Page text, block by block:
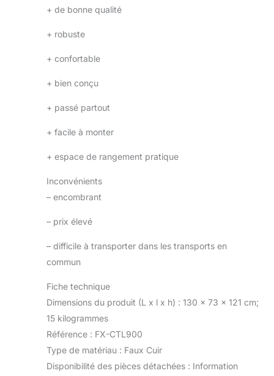
+ de bonne qualité
+ robuste
+ confortable
+ bien conçu
+ passé partout
+ facile à monter
+ espace de rangement pratique
Inconvénients
– encombrant
– prix élevé
– difficile à transporter dans les transports en
commun
Fiche technique
Dimensions du produit (L x l x h) : 130 x 73 x 121 cm;
15 kilogrammes
Référence : FX-CTL900
Type de matériau : Faux Cuir
Disponibilité des pièces détachées : Information